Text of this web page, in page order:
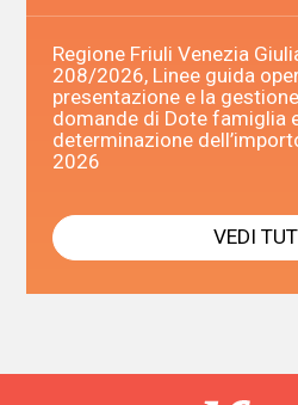
Regione Friuli Venezia
208/2026, Linee guida
presentazione e la
domande di Dote famiglia
determinazione
2026
VEDI